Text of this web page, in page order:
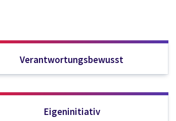
Verantwortungsbewusst
Eigeninitiativ